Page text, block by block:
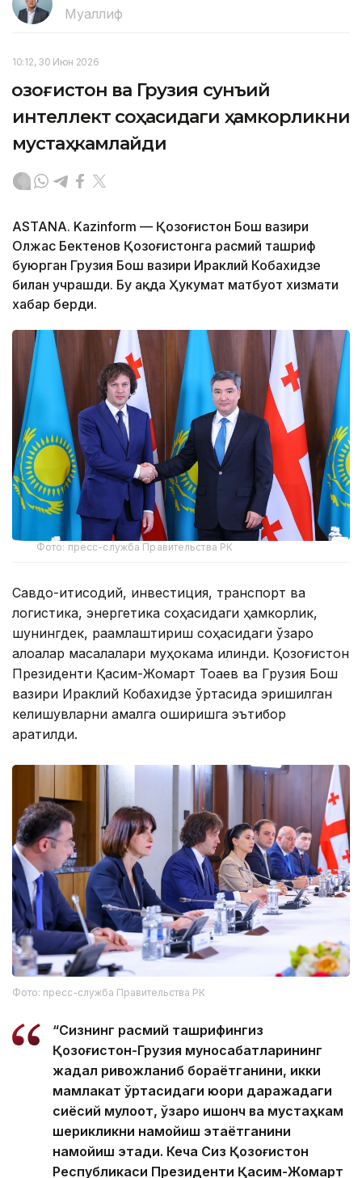
Муаллиф
10:12, 30 Июн 2026
Қозоғистон ва Грузия сунъий
интеллект соҳасидаги ҳамкорликни
мустаҳкамлайди
ASTANA. Kazinform — Қозоғистон Бош вазири
Олжас Бектенов Қозоғистонга расмий ташриф
буюрган Грузия Бош вазири Ираклий Кобахидзе
билан учрашди. Бу ҳақда Ҳукумат матбуот хизмати
хабар берди.
Фото: пресс-служба Правительства РК
Савдо-иқтисодий, инвестиция, транспорт ва
логистика, энергетика соҳасидаги ҳамкорлик,
шунингдек, рақамлаштириш соҳасидаги ўзаро
алоқалар масалалари муҳокама қилинди. Қозоғистон
Президенти Қасим-Жомарт Тоқаев ва Грузия Бош
вазири Ираклий Кобахидзе ўртасида эришилган
келишувларни амалга оширишга эътибор
қаратилди.
Фото: пресс-служба Правительства РК
“Сизнинг расмий ташрифингиз
Қозоғистон-Грузия муносабатларининг
жадал ривожланиб бораётганини, икки
мамлакат ўртасидаги юқори даражадаги
сиёсий мулоқот, ўзаро ишонч ва мустаҳкам
шерикликни намойиш этаётганини
намойиш этади. Кеча Сиз Қозоғистон
Республикаси Президенти Қасим-Жомарт